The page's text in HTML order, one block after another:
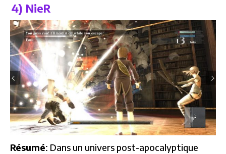
4) NieR
Résumé: Dans un univers post-apocalyptique